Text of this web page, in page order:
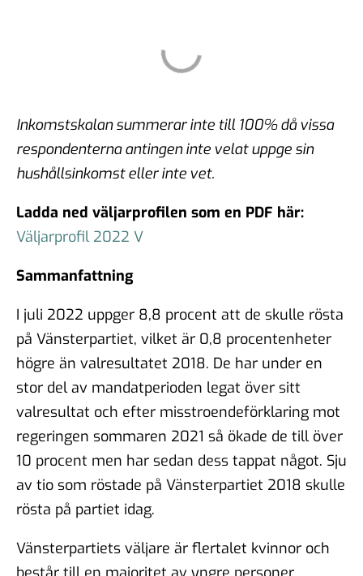
Inkomstskalan summerar inte till 100% då vissa
respondenterna antingen inte velat uppge sin
hushållsinkomst eller inte vet.
Ladda ned väljarprofilen som en PDF här:
Väljarprofil 2022 V
Sammanfattning
I juli 2022 uppger 8,8 procent att de skulle rösta
på Vänsterpartiet, vilket är 0,8 procentenheter
högre än valresultatet 2018. De har under en
stor del av mandatperioden legat över sitt
valresultat och efter misstroendeförklaring mot
regeringen sommaren 2021 så ökade de till över
10 procent men har sedan dess tappat något. Sju
av tio som röstade på Vänsterpartiet 2018 skulle
rösta på partiet idag.
Vänsterpartiets väljare är flertalet kvinnor och